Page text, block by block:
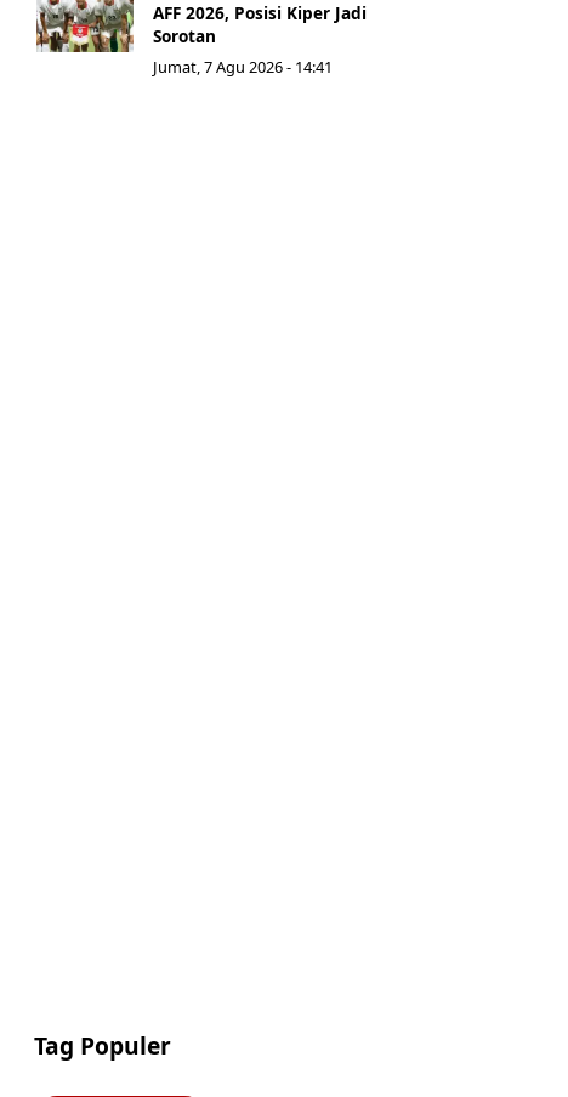
AFF 2026, Posisi Kiper Jadi
Sorotan
Jumat, 7 Agu 2026 - 14:41
Tag Populer